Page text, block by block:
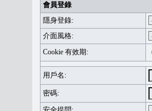
會員登錄
隱身登錄:
介面風格:
Cookie 有效期:
用戶名:
密碼: